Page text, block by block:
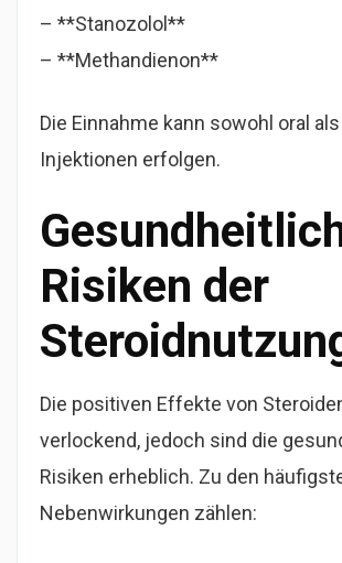
– **Stanozolol**
– **Methandienon**
Die Einnahme kann sowohl oral
Injektionen erfolgen.
Risiken der
Die positiven Effekte von
verlockend, jedoch sind die
Risiken erheblich. Zu den
Nebenwirkungen zählen: